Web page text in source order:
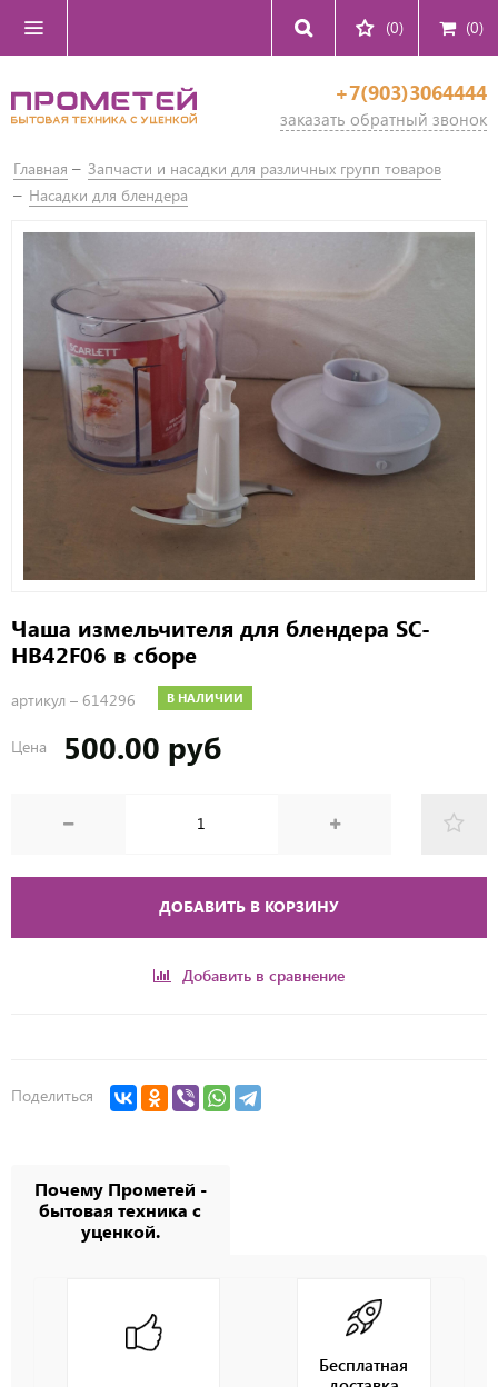
(0) (0)
+7(903)3064444
заказать обратный звонок
Главная
Запчасти и насадки для различных групп товаров
Насадки для блендера
Чаша измельчителя для блендера SC-
HB42F06 в сборе
артикул – 614296 В НАЛИЧИИ
Цена 500.00 руб
ДОБАВИТЬ В КОРЗИНУ
Добавить в сравнение
Поделиться
Почему Прометей -
бытовая техника с
уценкой.
Бесплатная